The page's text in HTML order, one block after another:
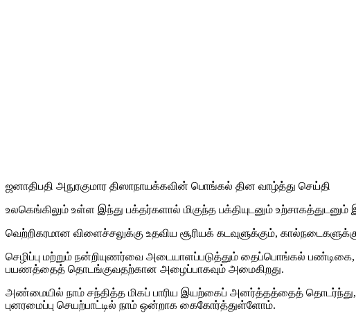
ஜனாதிபதி அநுரகுமார திஸாநாயக்கவின் பொங்கல் தின வாழ்த்து செய்தி
உலகெங்கிலும் உள்ள இந்து பக்தர்களால் மிகுந்த பக்தியுடனும்
வெற்றிகரமான விளைச்சலுக்கு உதவிய சூரியக் கடவுளுக்கும்,
செழிப்பு மற்றும் நன்றியுணர்வை அடையாளப்படுத்தும் தைப்பொங்கல் பண்டிகை,
பயணத்தைத் தொடங்குவதற்கான அழைப்பாகவும் அமைகிறது.
அண்மையில் நாம் சந்தித்த மிகப் பாரிய இயற்கைப் அனர்த்தத்தைத் தொடர்ந்து,
புனரமைப்பு செயற்பாட்டில் நாம் ஒன்றாக கைகோர்த்துள்ளோம்.